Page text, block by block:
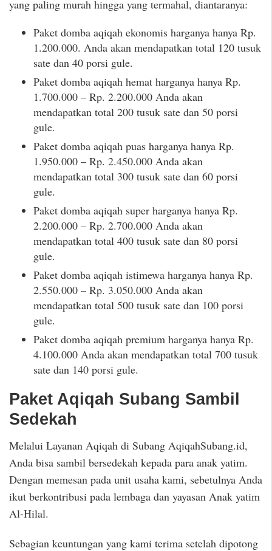
yang paling murah hingga yang termahal, diantaranya:
Paket domba aqiqah ekonomis harganya hanya Rp.
1.200.000. Anda akan mendapatkan total 120 tusuk
sate dan 40 porsi gule.
Paket domba aqiqah hemat harganya hanya Rp.
1.700.000 – Rp. 2.200.000 Anda akan
mendapatkan total 200 tusuk sate dan 50 porsi
gule.
Paket domba aqiqah puas harganya hanya Rp.
1.950.000 – Rp. 2.450.000 Anda akan
mendapatkan total 300 tusuk sate dan 60 porsi
gule.
Paket domba aqiqah super harganya hanya Rp.
2.200.000 – Rp. 2.700.000 Anda akan
mendapatkan total 400 tusuk sate dan 80 porsi
gule.
Paket domba aqiqah istimewa harganya hanya Rp.
2.550.000 – Rp. 3.050.000 Anda akan
mendapatkan total 500 tusuk sate dan 100 porsi
gule.
Paket domba aqiqah premium harganya hanya Rp.
4.100.000 Anda akan mendapatkan total 700 tusuk
sate dan 140 porsi gule.
Paket Aqiqah Subang Sambil
Sedekah
Melalui Layanan Aqiqah di Subang AqiqahSubang.id,
Anda bisa sambil bersedekah kepada para anak yatim.
Dengan memesan pada unit usaha kami, sebetulnya Anda
ikut berkontribusi pada lembaga dan yayasan Anak yatim
Al-Hilal.
Sebagian keuntungan yang kami terima setelah dipotong